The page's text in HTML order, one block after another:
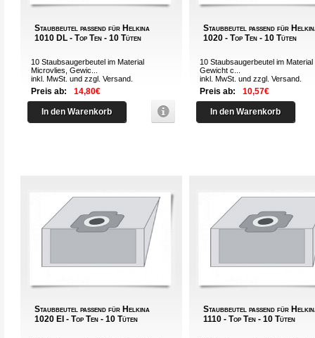
Staubbeutel passend für Helkina
1010 DL - Top Ten - 10 Tüten
10 Staubsaugerbeutel im Material
Microvlies, Gewic...
inkl. MwSt. und zzgl.Versand
Preis ab: 14,80€
In den Warenkorb
Staubbeutel passend für
1020 - Top Ten - 10 Tüten
10 Staubsaugerbeutel im Material
Gewicht c...
inkl. MwSt. und zzgl.Versand
Preis ab: 10,57€
In den Warenkorb
Staubbeutel passend für Helkina
1020 EI - Top Ten - 10 Tüten
Staubbeutel passend für
1110 - Top Ten - 10 Tüten